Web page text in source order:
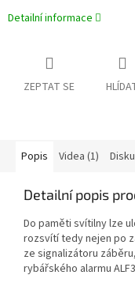
Detailní informace
ZEPTAT SE
Popis Videa (1)
Detailní popis
Do paměti svítilny lze
rozsvítí tedy nejen po
ze signalizátoru
rybářského alarmu